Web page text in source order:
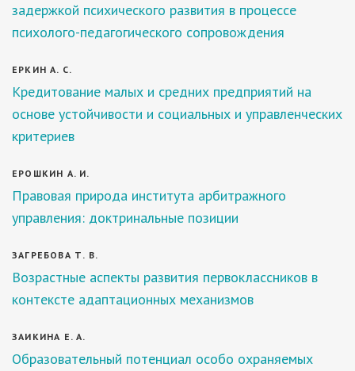
задержкой психического развития в процессе
психолого-педагогического сопровождения
ЕРКИН А. С.
Кредитование малых и средних предприятий на
основе устойчивости и социальных и управленческих
критериев
ЕРОШКИН А. И.
Правовая природа института арбитражного
управления: доктринальные позиции
ЗАГРЕБОВА Т. В.
Возрастные аспекты развития первоклассников в
контексте адаптационных механизмов
ЗАИКИНА Е. А.
Образовательный потенциал особо охраняемых